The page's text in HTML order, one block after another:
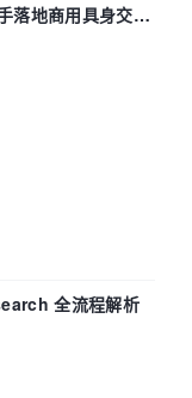
落地商用具身交互
全流程解析